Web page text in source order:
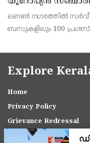
ലണ്ടന്‍ നഗരത്തില്‍
ബസുകളിലും 100
പതിപ്പിച്ചിരിക്കുന്നത്.
Explore
Home
Privacy Policy
Grievance Redressal